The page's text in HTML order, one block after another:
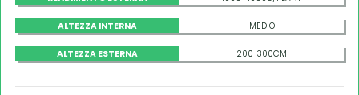
ALTEZZA INTERNA MEDIO
ALTEZZA ESTERNA 200-300CM